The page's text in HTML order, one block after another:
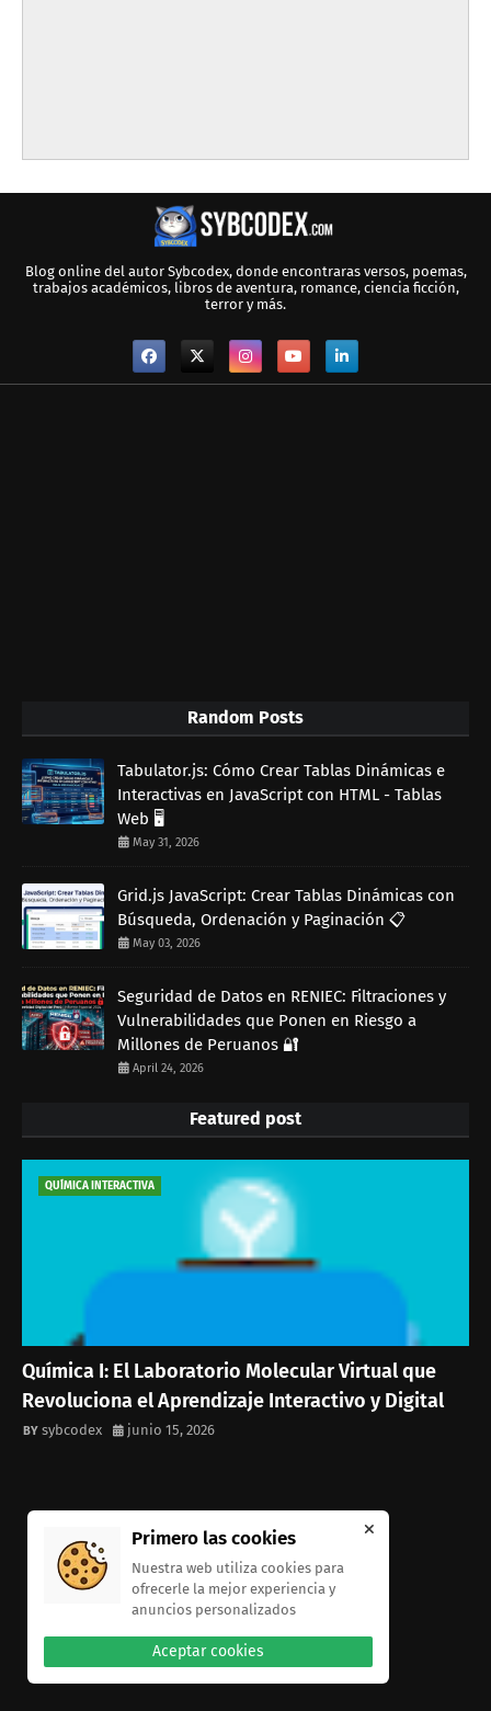
Blog online del autor Sybcodex, donde encontraras versos, poemas,
trabajos académicos, libros de aventura, romance, ciencia ficción,
terror y más.
Random Posts
Tabulator.js: Cómo Crear Tablas Dinámicas e
Interactivas en JavaScript con HTML - Tablas
Web 🖥️
May 31, 2026
Grid.js JavaScript: Crear Tablas Dinámicas con
Búsqueda, Ordenación y Paginación 📋
May 03, 2026
Seguridad de Datos en RENIEC: Filtraciones y
Vulnerabilidades que Ponen en Riesgo a
Millones de Peruanos 🔐
April 24, 2026
Featured post
QUÍMICA INTERACTIVA
Química I: El Laboratorio Molecular Virtual que
Revoluciona el Aprendizaje Interactivo y Digital
sybcodex junio 15, 2026
Primero las cookies
Nuestra web utiliza cookies para
ofrecerle la mejor experiencia y
anuncios personalizados
Aceptar cookies